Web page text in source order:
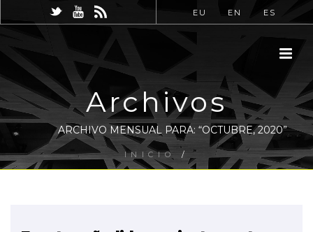
EU EN ES
Archivos
ARCHIVO MENSUAL PARA: “OCTUBRE, 2020”
INICIO /